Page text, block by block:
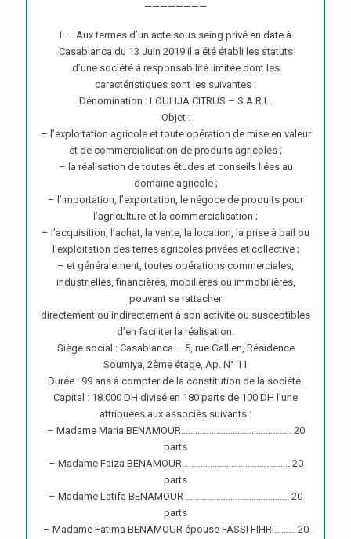
————————
I. – Aux termes d’un acte sous seing privé en date à
Casablanca du 13 Juin 2019 il a été établi les statuts
d’une société à responsabilité limitée dont les
caractéristiques sont les suivantes :
Dénomination : LOULIJA CITRUS – S.A.R.L.
Objet :
– l’exploitation agricole et toute opération de mise en valeur
et de commercialisation de produits agricoles ;
– la réalisation de toutes études et conseils liées au
domaine agricole ;
– l’importation, l’exportation, le négoce de produits pour
l’agriculture et la commercialisation ;
– l’acquisition, l’achat, la vente, la location, la prise à bail ou
l’exploitation des terres agricoles privées et collective ;
– et généralement, toutes opérations commerciales,
industrielles, financières, mobilières ou immobilières,
pouvant se rattacher
directement ou indirectement à son activité ou susceptibles
d’en faciliter la réalisation.
Siège social : Casablanca – 5, rue Gallien, Résidence
Soumiya, 2ème étage, Ap. N° 11
Durée : 99 ans à compter de la constitution de la société.
Capital : 18.000 DH divisé en 180 parts de 100 DH l’une
attribuées aux associés suivants :
– Madame Maria BENAMOUR……………………………………….. 20
parts
– Madame Faiza BENAMOUR………………………………………. 20
parts
– Madame Latifa BENAMOUR …………………………………….. 20
parts
– Madame Fatima BENAMOUR épouse FASSI FIHRI……… 20